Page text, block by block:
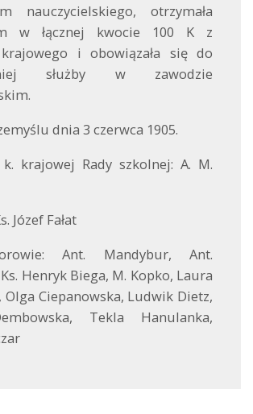
nauczycielskiego, otrzymała
w łącznej kwocie 100 K z
i obowiązała się do
służby w zawodzie
dnia 3 czerwca 1905.
k. krajowej Rady szkolnej: A. M.
Józef Fałat
Ant. Mandybur, Ant.
Henryk Biega, M. Kopko, Laura
Olga Ciepanowska, Ludwik Dietz,
Tekla Hanulanka,